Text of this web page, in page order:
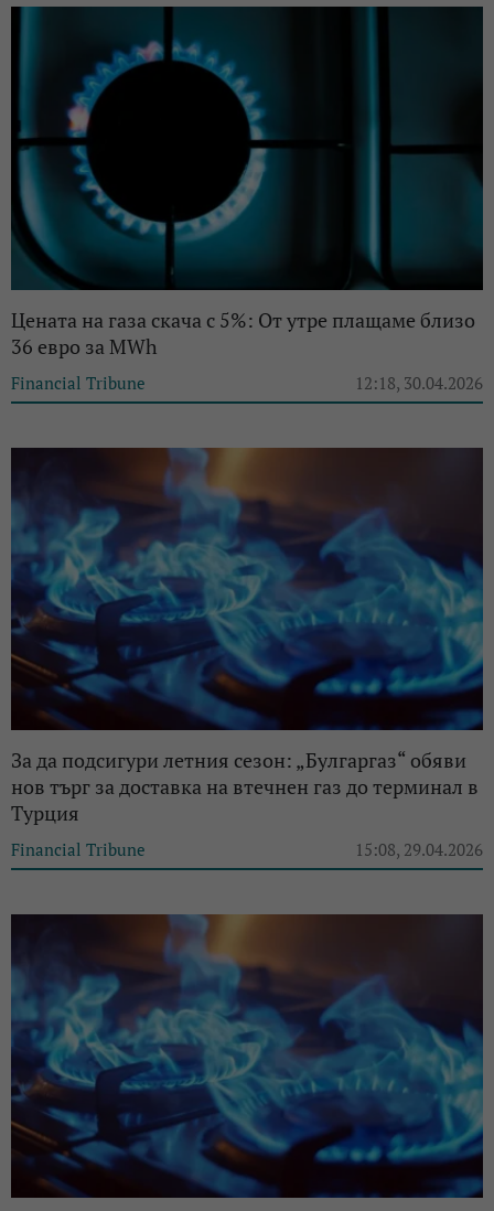
Цената на газа скача с 5%: От утре плащаме близо
36 евро за MWh
Financial Tribune 12:18, 30.04.2026
За да подсигури летния сезон: „Булгаргаз“ обяви
нов търг за доставка на втечнен газ до терминал в
Турция
Financial Tribune 15:08, 29.04.2026